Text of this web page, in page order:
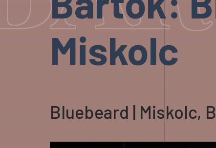
Miskolc
Bluebeard | Miskolc,